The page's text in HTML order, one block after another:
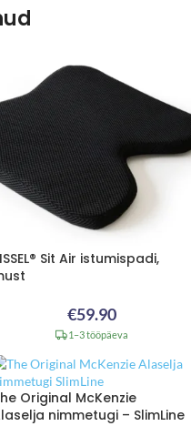
Sit Air istumispadi,
€59.90
1–3 tööpäeva
Original McKenzie
nimmetugi – SlimLine